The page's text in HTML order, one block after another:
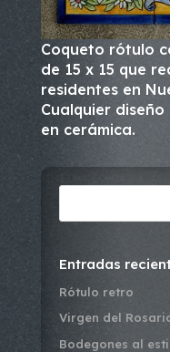
Coqueto rótulo
de 15 x 15 que
residentes en
Cualquier
en cerámica.
Entradas
Rótulo retro
Virgen del
Bodegones al